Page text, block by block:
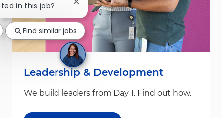
Leadership & Development
We build leaders from Day 1. Find out how.
in this job? Close chatbot notification
Find similar jobs